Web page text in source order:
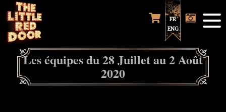
FR
ENG
Les équipes du 28 Juillet au 2 Août
2020